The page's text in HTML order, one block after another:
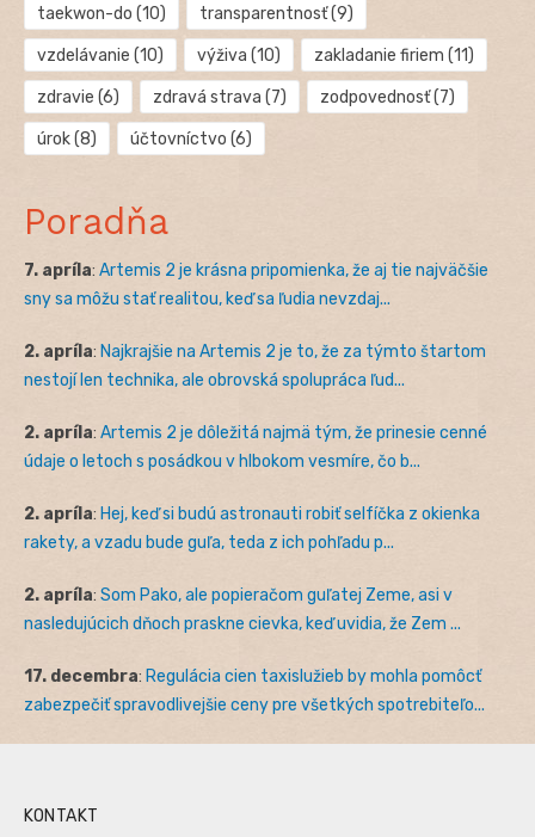
taekwon-do (10) transparentnosť(9)
vzdelávanie (10) výživa (10) zakladanie firiem (11)
zdravie (6) zdravá strava (7) zodpovednosť(7)
úrok(8) účtovníctvo (6)
Poradňa
7. apríla: Artemis 2 je krásna pripomienka, že aj tie najväčšie
sny sa môžu stať realitou, keď sa ľudia nevzdaj...
2. apríla: Najkrajšie na Artemis 2 je to, že za týmto štartom
nestojí len technika, ale obrovská spolupráca ľud...
2. apríla: Artemis 2 je dôležitá najmä tým, že prinesie cenné
údaje o letoch s posádkou v hlbokom vesmíre, čo b...
2. apríla: Hej, keď si budú astronauti robiť selfíčka z okienka
rakety, a vzadu bude guľa, teda z ich pohľadu p...
2. apríla: Som Pako, ale popieračom guľatej Zeme, asi v
nasledujúcich dňoch praskne cievka, keď uvidia, že Zem ...
17. decembra: Regulácia cien taxislužieb by mohla pomôcť
zabezpečiť spravodlivejšie ceny pre všetkých spotrebiteľo...
KONTAKT